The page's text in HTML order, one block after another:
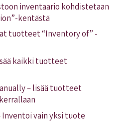
inventaario kohdistetaan
kentästä
tuotteet “Inventory of” -
kaikki tuotteet
– lisää tuotteet
vain yksi tuote